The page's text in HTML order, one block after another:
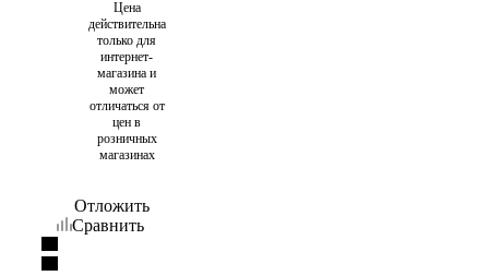
Цена
действительна
только для
интернет-
магазина и
может
отличаться от
цен в
розничных
магазинах
Отложить
Сравнить